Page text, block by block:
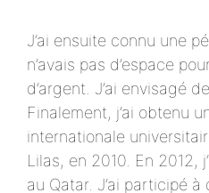
J’ai ensuite connu une
n’avais pas d’espace
d’argent. J’ai envisagé
Finalement, j’ai obtenu
internationale
Lilas, en 2010. En 2012,
au Qatar. J’ai participé